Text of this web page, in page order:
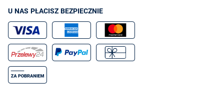
U NAS PŁACISZ BEZPIECZNIE